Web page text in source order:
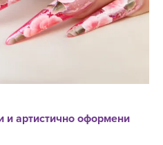
и артистично оформени